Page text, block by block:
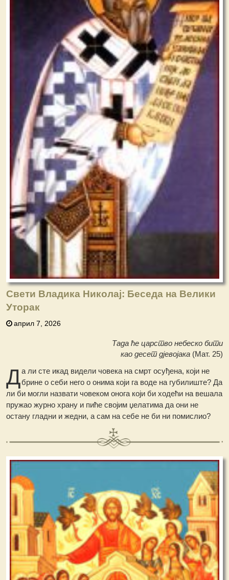
Свети Владика Николај: Беседа на Велики
Уторак
април 7, 2026
Тада ће царство небеско бити
као десет дјевојака(Мат. 25)
Да ли сте икад видели човека на смрт осуђена, који не
брине о себи него о онима који га воде на губилиште? Да
ли би могли назвати човеком онога који би ходећи на вешала
пружао журно храну и пиће својим џелатима да они не
остану гладни и жедни, а сам на себе не би ни помислио?